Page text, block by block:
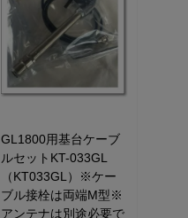
GL1800用基台ケーブ
ルセットKT-033GL
（KT033GL）※ケー
ブル接栓は両端M型※
アンテナは別途必要で